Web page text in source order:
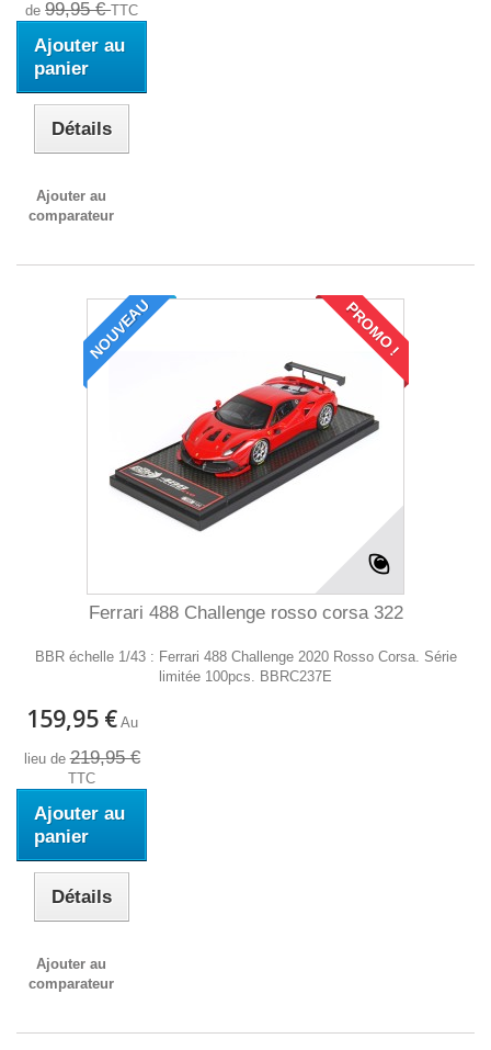
de99,95 €TTC
Ajouter au
panier
Détails
Ajouter au
comparateur
NOUVEAU PROMO !
Ferrari 488 Challenge rosso corsa 322
BBR échelle 1/43 : Ferrari 488 Challenge 2020 Rosso Corsa. Série
limitée 100pcs. BBRC237E
159,95 € Au
lieu de219,95 €
TTC
Ajouter au
panier
Détails
Ajouter au
comparateur